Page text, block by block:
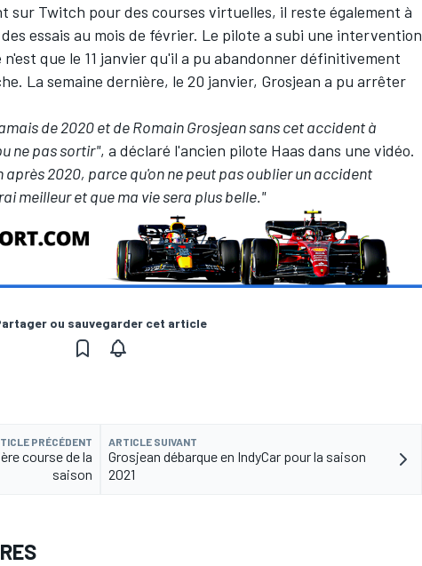
sur Twitch pour des courses virtuelles, il reste également à
essais au mois de février. Le pilote a subi une intervention
que le 11 janvier qu'il a pu abandonner définitivement
La semaine dernière, le 20 janvier, Grosjean a pu arrêter
de 2020 et de Romain Grosjean sans cet accident à
ne pas sortir", a déclaré l'ancien pilote Haas dans une vidéo.
après 2020, parce qu'on ne peut pas oublier un accident
meilleur et que ma vie sera plus belle."
ou sauvegarder cet article
PRÉCÉDENT
course de la
saison
ARTICLE SUIVANT
Grosjean débarque en IndyCar pour la saison
2021